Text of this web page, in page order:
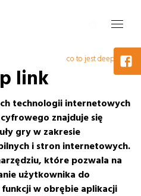
co to jest deep link
link
technologii internetowych
znajduje się
gry w zakresie
i stron internetowych.
które pozwala na
użytkownika do
w obrębie aplikacji